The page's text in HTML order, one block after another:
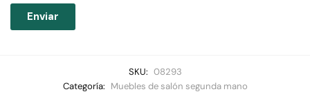
SKU: 08293
Categoría: Muebles de salón segunda mano